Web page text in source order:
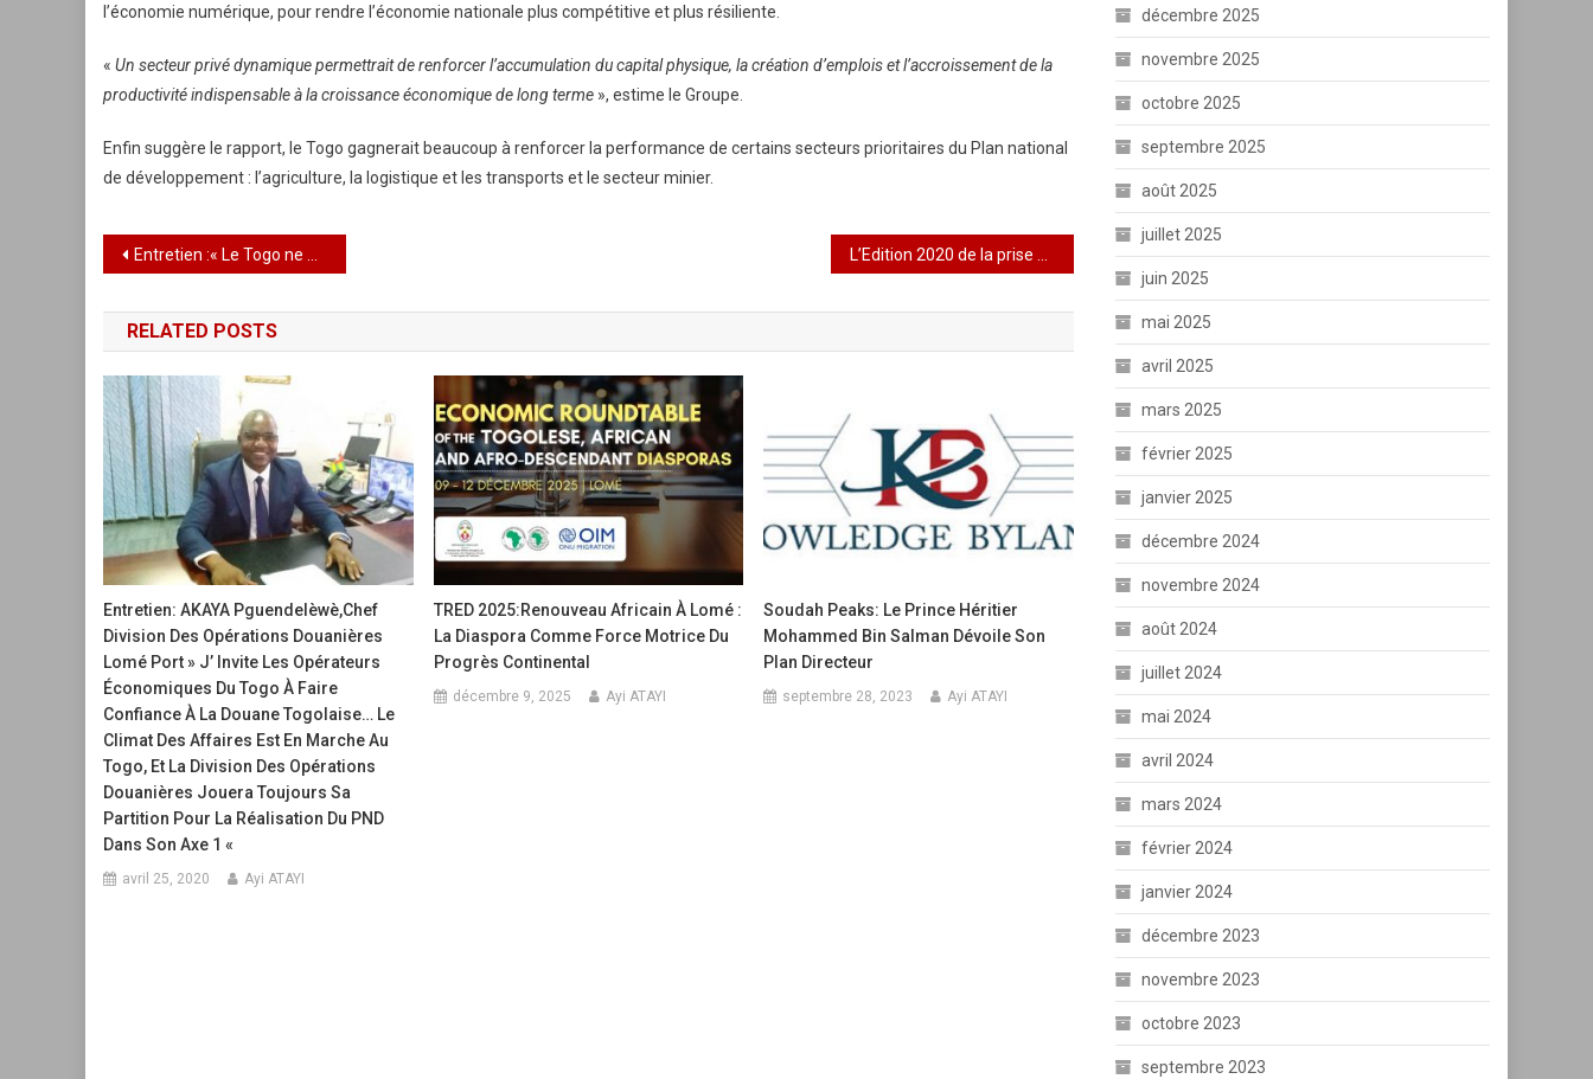
l’économie numérique, pour rendre l’économie nationale plus compétitive et plus résiliente.
« Un secteur privé dynamique permettrait de renforcer l’accumulation du capital physique, la création d’emplois et l’accroissement de la
productivité indispensable à la croissance économique de long terme », estime le Groupe.
Enfin suggère le rapport, le Togo gagnerait beaucoup à renforcer la performance de certains secteurs prioritaires du Plan national
de développement : l’agriculture, la logistique et les transports et le secteur minier.
Navigation
de
l’article
Entretien :« Le Togo ne pourra pas échapper à une révision du PND », l’économiste Kako Nouboukpo
RELATED POSTS
Entretien: AKAYA Pguendelèwè,chef
Division Des Opérations Douanières
Lomé Port » J’ Invite Les Opérateurs
Économiques Du Togo À Faire
Confiance À La Douane Togolaise… Le
Climat Des Affaires Est En Marche Au
Togo, Et La Division Des Opérations
Douanières Jouera Toujours Sa
Partition Pour La Réalisation Du PND
Dans Son Axe 1 «
avril 25, 2020 Ayi ATAYI
TRED 2025:Renouveau Africain À Lomé :
La Diaspora Comme Force Motrice Du
Progrès Continental
décembre 9, 2025 Ayi ATAYI
Soudah Peaks: Le Prince Héritier
Mohammed Bin Salman Dévoile Son
Plan Directeur
septembre 28, 2023 Ayi ATAYI
décembre 2025
novembre 2025
octobre 2025
septembre 2025
août 2025
juillet 2025
juin 2025
mai 2025
avril 2025
mars 2025
février 2025
janvier 2025
décembre 2024
novembre 2024
août 2024
juillet 2024
mai 2024
avril 2024
mars 2024
février 2024
janvier 2024
décembre 2023
novembre 2023
octobre 2023
septembre 2023